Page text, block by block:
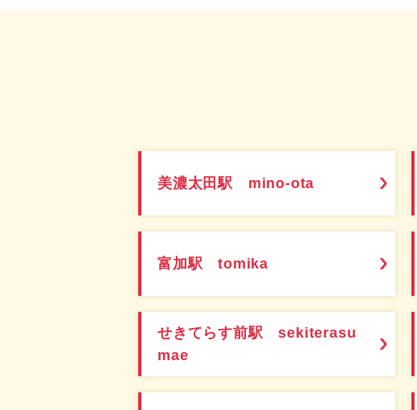
美濃太田駅 mino-ota
富加駅 tomika
せきてらす前駅 sekiterasu
mae